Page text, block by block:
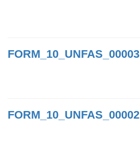
FORM_10_UNFAS_00003
FORM_10_UNFAS_00002